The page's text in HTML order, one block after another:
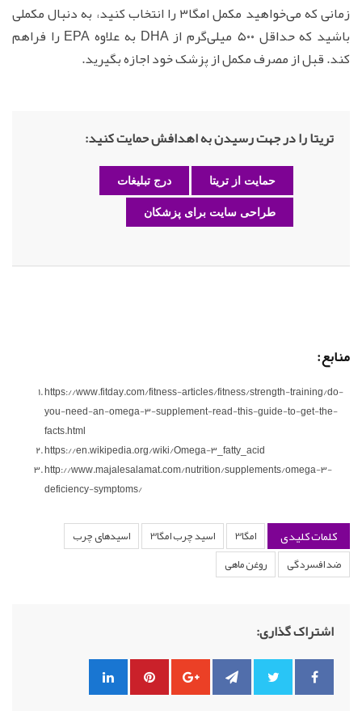
زمانی که می‌خواهید مکمل امگا۳ را انتخاب کنید، به دنبال مکملی
باشید که حداقل ۵۰۰ میلی‌گرم از DHA به علاوه EPA را فراهم
کند. قبل از مصرف مکمل از پزشک خود اجازه بگیرید.
تریتا را در جهت رسیدن به اهدافش حمایت کنید:
حمایت از تریتا درج تبلیغات
طراحی سایت برای پزشکان
منابع:
https://www.fitday.com/fitness-articles/fitness/strength-training/do-
you-need-an-omega-3-supplement-read-this-guide-to-get-the-
facts.html
https://en.wikipedia.org/wiki/Omega-3_fatty_acid
http://www.majalesalamat.com/nutrition/supplements/omega-3-
deficiency-symptoms/
کلمات کلیدی امگا3 اسید چرب امگا3
اسیدهای چرب
ضد افسردگی
روغن ماهی
اشتراک گذاری: